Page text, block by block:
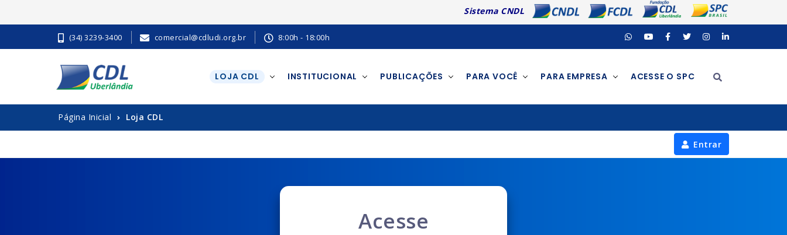
Sistema CNDL
(34) 3239-3400 comercial@cdludi.org.br 8:00h - 18:00h
LOJA CDL INSTITUCIONAL PUBLICAÇÕES PARA VOCÊ PARA EMPRESA ACESSE O SPC
Página Inicial Loja CDL
Entrar
Acesse